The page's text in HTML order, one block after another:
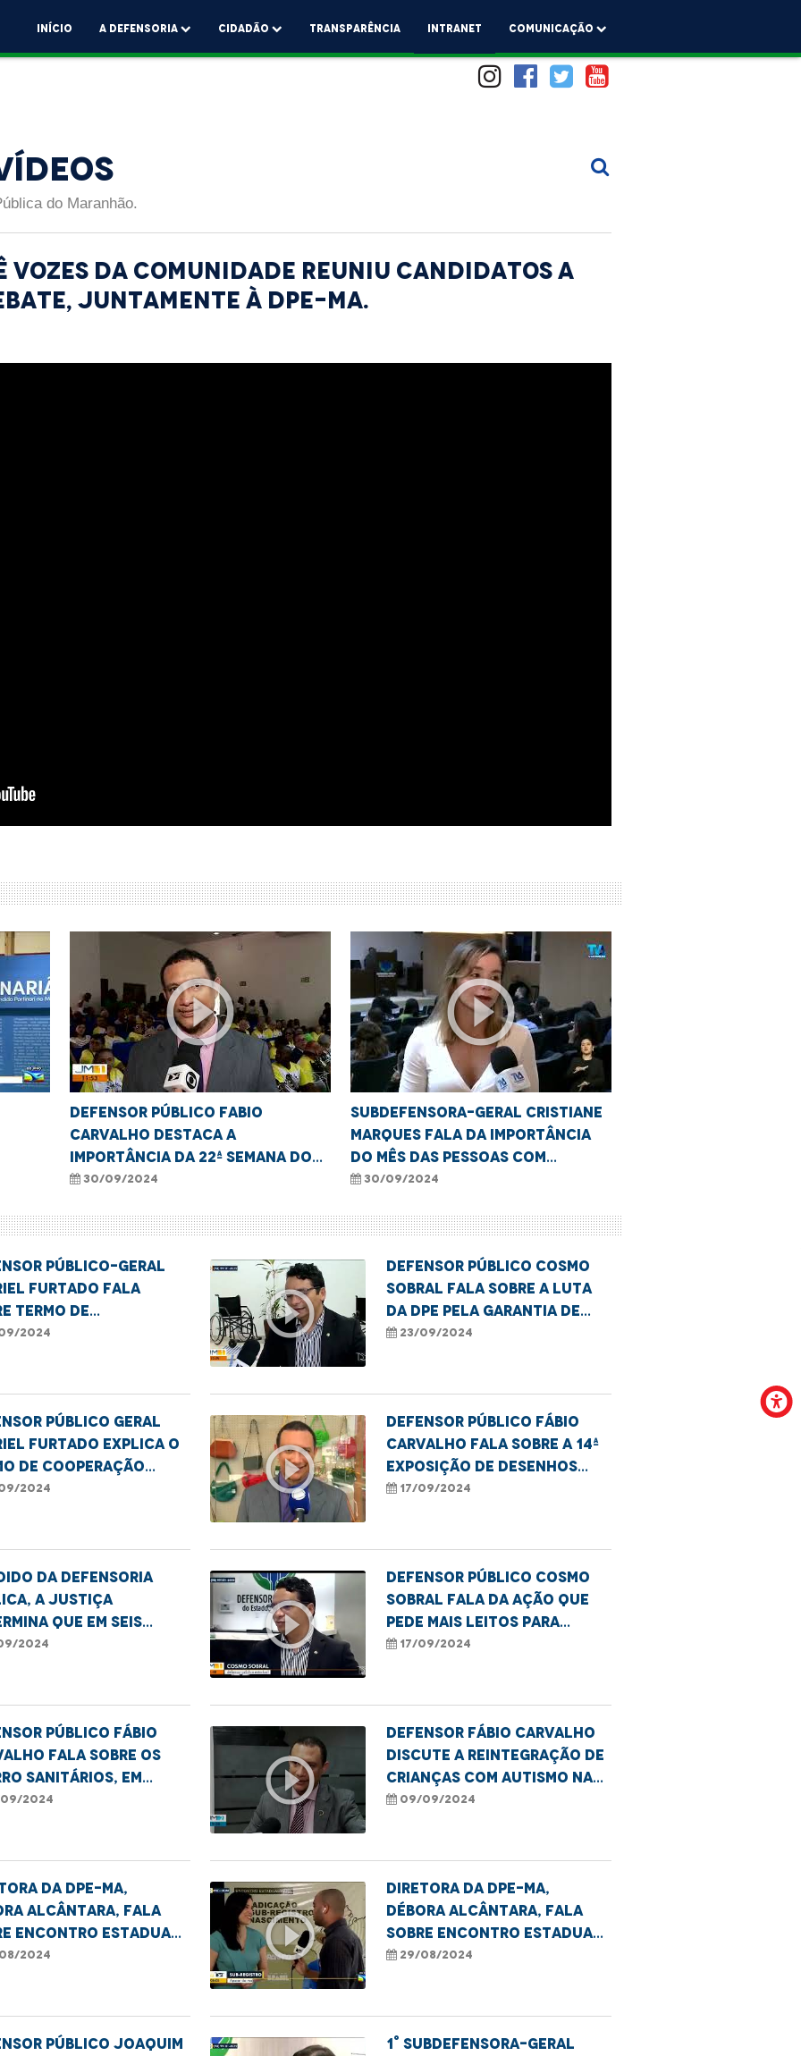
Início A Defensoria Cidadão Transparência Intranet comunicação
do Maranhão.
Vozes da Comunidade reuniu candidatos a
juntamente à DPE-MA.
play_circle_outline
Defensor público Fabio
Carvalho destaca a
importância da 22ª Semana do
Idoso, em Imperatriz.
30/09/2024
play_circle_outline
Subdefensora-geral Cristiane
Marques fala da importância
do mês das pessoas com
deficiência.
30/09/2024
público-geral
Furtado fala
termo de
com a
2024 play_circle_outline
Defensor público Cosmo
Sobral fala sobre a luta
da DPE pela garantia de
acessibilidade
23/09/2024
público geral
Furtado explica o
de cooperação
o MP e a DPE
2024 play_circle_outline
Defensor público Fábio
Carvalho fala sobre a 14ª
Exposição de Desenhos
Afro, realizada pelo
17/09/2024
da Defensoria
a Justiça
que em seis
o Estado deve
2024 play_circle_outline
Defensor público Cosmo
Sobral fala da ação que
pede mais leitos para
cirurgias
17/09/2024
público Fábio
fala sobre os
Sanitários, em
no IFMA de
2024 play_circle_outline
Defensor Fábio Carvalho
discute a reintegração de
crianças com autismo nas
escolas de Imperatriz
09/09/2024
da DPE-MA,
Alcântara, fala
Encontro Estadual
Erradicar o Sub-
2024 play_circle_outline
Diretora da DPE-MA,
Débora Alcântara, fala
sobre Encontro Estadual
para Erradicar o Sub-
29/08/2024
Público Joaquim
1° Subdefensora-geral